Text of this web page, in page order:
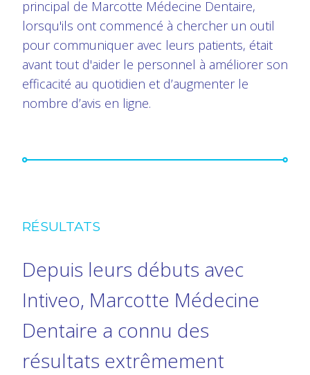
principal de Marcotte Médecine Dentaire,
lorsqu'ils ont commencé à chercher un outil
pour communiquer avec leurs patients, était
avant tout d'aider le personnel à améliorer son
efficacité au quotidien et d’augmenter le
nombre d’avis en ligne.
RÉSULTATS
Depuis leurs débuts avec
Intiveo, Marcotte Médecine
Dentaire a connu des
résultats extrêmement